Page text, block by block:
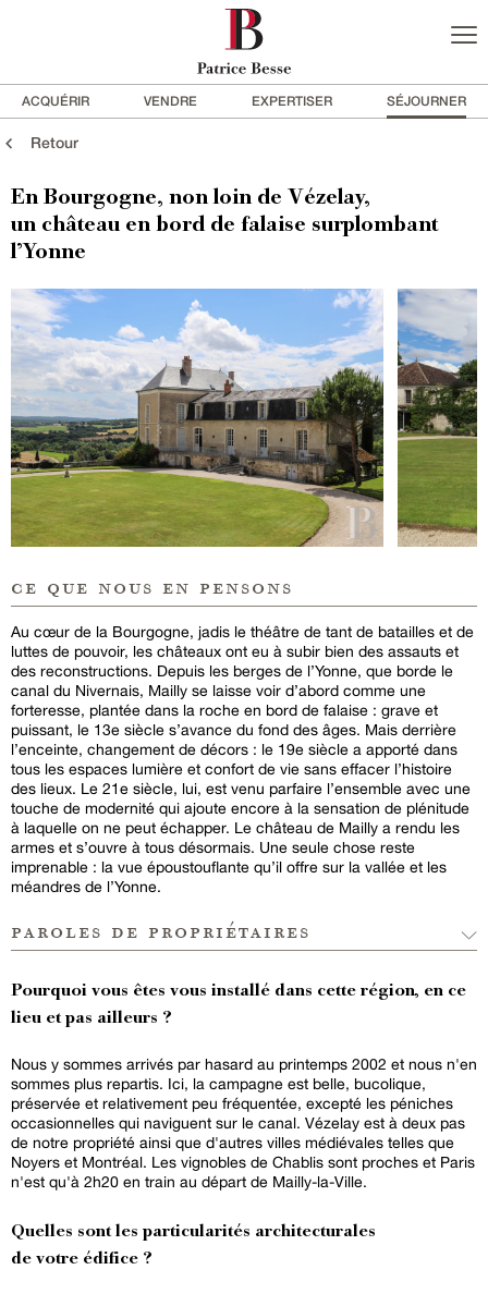
ACQUÉRIR VENDRE EXPERTISER SÉJOURNER
Retour
En Bourgogne, non loin de Vézelay,
un château en bord de falaise surplombant
l’Yonne
ce que nous en pensons
Au cœur de la Bourgogne, jadis le théâtre de tant de batailles et de
luttes de pouvoir, les châteaux ont eu à subir bien des assauts et
des reconstructions. Depuis les berges de l’Yonne, que borde le
canal du Nivernais, Mailly se laisse voir d’abord comme une
forteresse, plantée dans la roche en bord de falaise : grave et
puissant, le 13e siècle s’avance du fond des âges. Mais derrière
l’enceinte, changement de décors : le 19e siècle a apporté dans
tous les espaces lumière et confort de vie sans effacer l’histoire
des lieux. Le 21e siècle, lui, est venu parfaire l’ensemble avec une
touche de modernité qui ajoute encore à la sensation de plénitude
à laquelle on ne peut échapper. Le château de Mailly a rendu les
armes et s’ouvre à tous désormais. Une seule chose reste
imprenable : la vue époustouflante qu’il offre sur la vallée et les
méandres de l’Yonne.
paroles de propriétaires
Pourquoi vous êtes vous installé dans cette région, en ce
lieu et pas ailleurs ?
Nous y sommes arrivés par hasard au printemps 2002 et nous n'en
sommes plus repartis. Ici, la campagne est belle, bucolique,
préservée et relativement peu fréquentée, excepté les péniches
occasionnelles qui naviguent sur le canal. Vézelay est à deux pas
de notre propriété ainsi que d'autres villes médiévales telles que
Noyers et Montréal. Les vignobles de Chablis sont proches et Paris
n'est qu'à 2h20 en train au départ de Mailly-la-Ville.
Quelles sont les particularités architecturales
de votre édifice ?